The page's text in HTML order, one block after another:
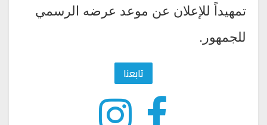
تمهيداً للإعلان عن موعد عرضه الرسمي
للجمهور.
تابعنا